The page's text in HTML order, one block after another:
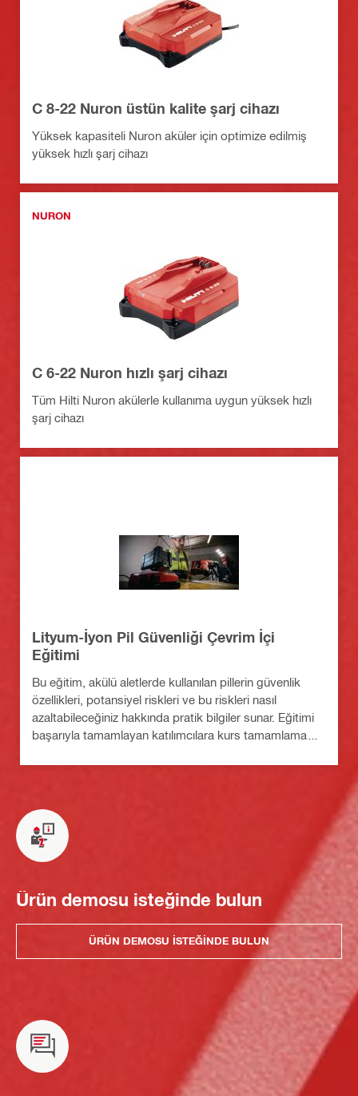
C 8-22 Nuron üstün kalite şarj cihazı
Yüksek kapasiteli Nuron aküler için optimize edilmiş
yüksek hızlı şarj cihazı
NURON
C 6-22 Nuron hızlı şarj cihazı
Tüm Hilti Nuron akülerle kullanıma uygun yüksek hızlı
şarj cihazı
Lityum-İyon Pil Güvenliği Çevrim İçi
Eğitimi
Bu eğitim, akülü aletlerde kullanılan pillerin güvenlik
özellikleri, potansiyel riskleri ve bu riskleri nasıl
azaltabileceğiniz hakkında pratik bilgiler sunar. Eğitimi
başarıyla tamamlayan katılımcılara kurs tamamlama
Ürün demosu isteğinde bulun
ÜRÜN DEMOSU ISTEĞINDE BULUN